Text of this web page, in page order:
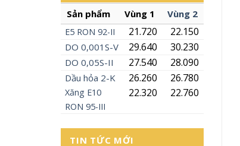
Sản phẩm
Vùng 1 Vùng 2
E5 RON 92-II 22.150
21.720
DO 0,001S-V 30.230
29.640
DO 0,05S-II 28.090
27.540
Dầu hỏa 2-K 26.780
26.260
Xăng E10
RON 95-III
22.760
22.320
TIN TỨC MỚI